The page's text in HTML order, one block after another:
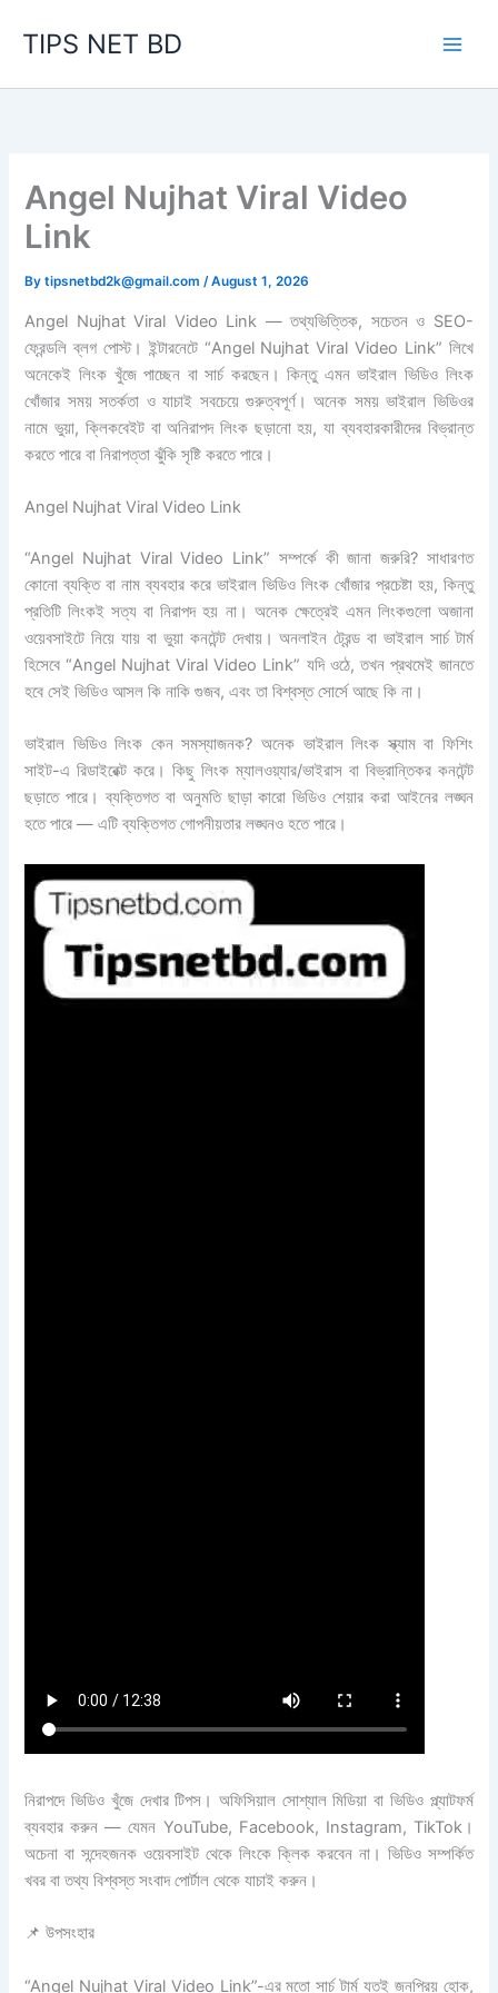
TIPS NET BD
Angel Nujhat Viral Video
Link
Bytipsnetbd2k@gmail.com/August 1, 2026
Angel Nujhat Viral Video Link — তথ্যভিত্তিক, সচেতন ও SEO-
ফ্রেন্ডলি ব্লগ পোস্ট। ইন্টারনেটে “Angel Nujhat Viral Video Link” লিখে
অনেকেই লিংক খুঁজে পাচ্ছেন বা সার্চ করছেন। কিন্তু এমন ভাইরাল ভিডিও লিংক
খোঁজার সময় সতর্কতা ও যাচাই সবচেয়ে গুরুত্বপূর্ণ। অনেক সময় ভাইরাল ভিডিওর
নামে ভুয়া, ক্লিকবেইট বা অনিরাপদ লিংক ছড়ানো হয়, যা ব্যবহারকারীদের বিভ্রান্ত
করতে পারে বা নিরাপত্তা ঝুঁকি সৃষ্টি করতে পারে।
Angel Nujhat Viral Video Link
“Angel Nujhat Viral Video Link” সম্পর্কে কী জানা জরুরি? সাধারণত
কোনো ব্যক্তি বা নাম ব্যবহার করে ভাইরাল ভিডিও লিংক খোঁজার প্রচেষ্টা হয়, কিন্তু
প্রতিটি লিংকই সত্য বা নিরাপদ হয় না। অনেক ক্ষেত্রেই এমন লিংকগুলো অজানা
ওয়েবসাইটে নিয়ে যায় বা ভুয়া কনটেন্ট দেখায়। অনলাইন ট্রেন্ড বা ভাইরাল সার্চ টার্ম
হিসেবে “Angel Nujhat Viral Video Link” যদি ওঠে, তখন প্রথমেই জানতে
হবে সেই ভিডিও আসল কি নাকি গুজব, এবং তা বিশ্বস্ত সোর্সে আছে কি না।
ভাইরাল ভিডিও লিংক কেন সমস্যাজনক? অনেক ভাইরাল লিংক স্ক্যাম বা ফিশিং
সাইট-এ রিডাইরেক্ট করে। কিছু লিংক ম্যালওয়্যার/ভাইরাস বা বিভ্রান্তিকর কনটেন্ট
ছড়াতে পারে। ব্যক্তিগত বা অনুমতি ছাড়া কারো ভিডিও শেয়ার করা আইনের লঙ্ঘন
হতে পারে — এটি ব্যক্তিগত গোপনীয়তার লঙ্ঘনও হতে পারে।
নিরাপদে ভিডিও খুঁজে দেখার টিপস। অফিসিয়াল সোশ্যাল মিডিয়া বা ভিডিও প্ল্যাটফর্ম
ব্যবহার করুন — যেমন YouTube, Facebook, Instagram, TikTok।
অচেনা বা সন্দেহজনক ওয়েবসাইট থেকে লিংকে ক্লিক করবেন না। ভিডিও সম্পর্কিত
খবর বা তথ্য বিশ্বস্ত সংবাদ পোর্টাল থেকে যাচাই করুন।
📌 উপসংহার
“Angel Nujhat Viral Video Link”-এর মতো সার্চ টার্ম যতই জনপ্রিয় হোক,